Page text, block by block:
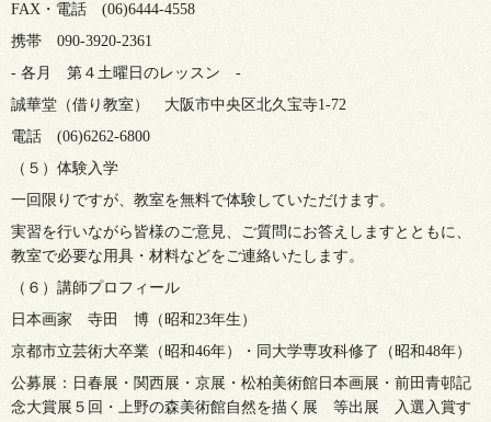
FAX・電話 (06)6444-4558
携帯 090-3920-2361
- 各月 第４土曜日のレッスン -
誠華堂（借り教室） 大阪市中央区北久宝寺1-72
電話 (06)6262-6800
（５）体験入学
一回限りですが、教室を無料で体験していただけます。
実習を行いながら皆様のご意見、ご質問にお答えしますとともに、
教室で必要な用具・材料などをご連絡いたします。
（６）講師プロフィール
日本画家 寺田 博（昭和23年生）
京都市立芸術大卒業（昭和46年）・同大学専攻科修了（昭和48年）
公募展：日春展・関西展・京展・松柏美術館日本画展・前田青邨記
念大賞展５回・上野の森美術館自然を描く展 等出展 入選入賞す